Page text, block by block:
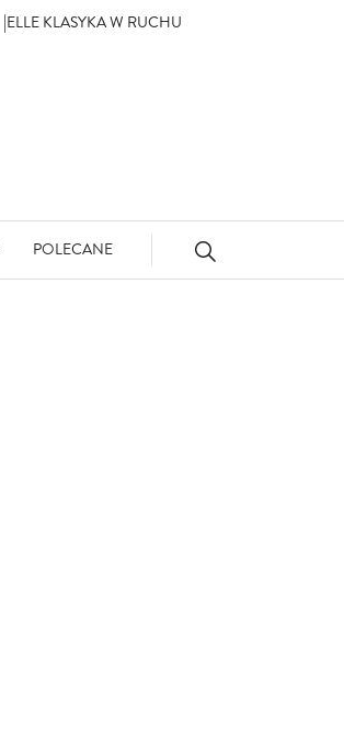
ELLE KLASYKA W RUCHU
POLECANE